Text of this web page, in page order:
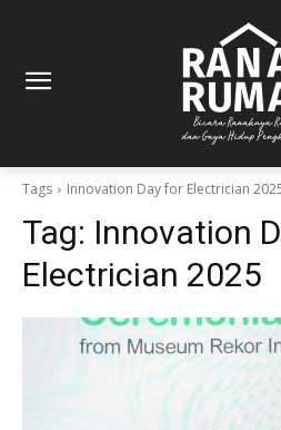
Tags Innovation Day for Electrician
Tag: Innovation
Electrician 2025